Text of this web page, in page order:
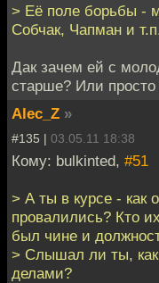
> Её поле борьбы -
Собчак, Чапман и
Дак зачем ей с
старше? Или просто
Alec_Z »
#135 | 03.05.11 18:38
Кому: bulkinted, #51
> А ты в курсе - как
провалились? Кто
был чине и
> Слышал ли ты,
делами?